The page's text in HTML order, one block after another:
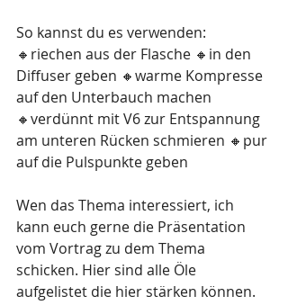
So kannst du es verwenden:
🔸️riechen aus der Flasche 🔸️in den
Diffuser geben 🔸️warme Kompresse
auf den Unterbauch machen
🔸️verdünnt mit V6 zur Entspannung
am unteren Rücken schmieren 🔸️pur
auf die Pulspunkte geben
Wen das Thema interessiert, ich
kann euch gerne die Präsentation
vom Vortrag zu dem Thema
schicken. Hier sind alle Öle
aufgelistet die hier stärken können.